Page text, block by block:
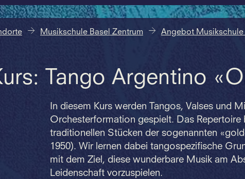
Musikschule Basel Zentrum Angebot Musikschule
Tango Argentino
In diesem Kurs werden Tangos, Valses und
Orchesterformation gespielt. Das Repertoire
traditionellen Stücken der sogenannten
1950). Wir lernen dabei tangospezifische
mit dem Ziel, diese wunderbare Musik am
Leidenschaft vorzuspielen.